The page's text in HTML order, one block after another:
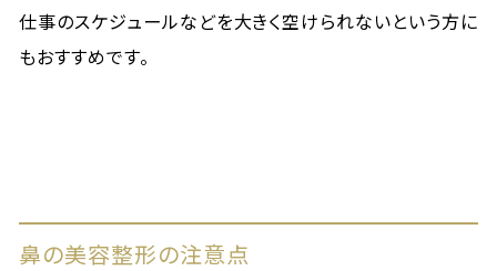
仕事のスケジュールなどを大きく空けられないという方に
もおすすめです。
鼻の美容整形の注意点